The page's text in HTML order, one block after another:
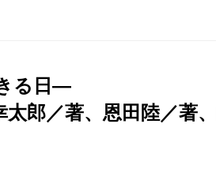
る日―
郎／著、恩田陸／著